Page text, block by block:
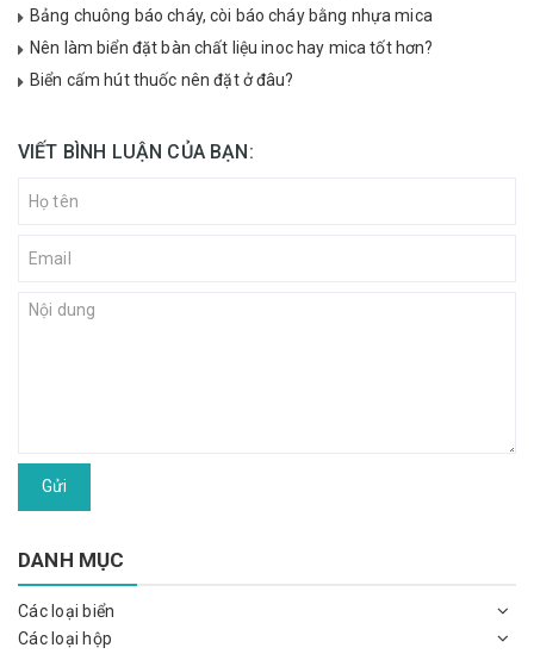
Bảng chuông báo cháy, còi báo cháy bằng nhựa mica
Nên làm biển đặt bàn chất liệu inoc hay mica tốt hơn?
Biển cấm hút thuốc nên đặt ở đâu?
VIẾT BÌNH LUẬN CỦA BẠN:
Gửi
DANH MỤC
Các loại biển
Các loại hộp